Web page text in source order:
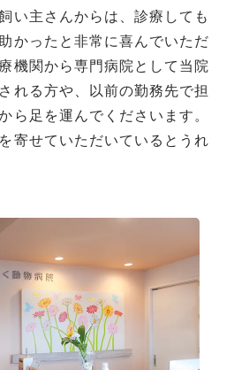
い主さんからは、診療しても
かったと非常に喜んでいただ
機関から専門病院として当院
れる方や、以前の勤務先で担
ら足を運んでくださいます。
寄せていただいているとうれ